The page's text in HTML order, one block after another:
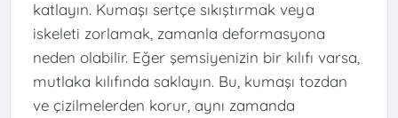
katlayın. Kumaşı sertçe sıkıştırmak veya
iskeleti zorlamak, zamanla deformasyona
neden olabilir. Eğer şemsiyenizin bir kılıfı varsa,
mutlaka kılıfında saklayın. Bu, kumaşı tozdan
ve çizilmelerden korur, aynı zamanda